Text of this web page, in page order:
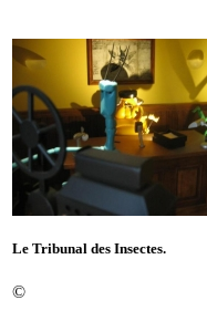
Le Tribunal des Insectes.
©